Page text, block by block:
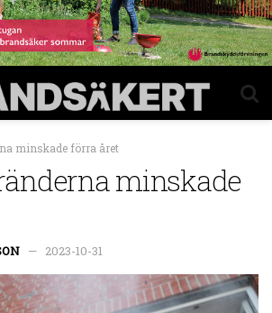
minskade förra året
minskade
2023-10-31